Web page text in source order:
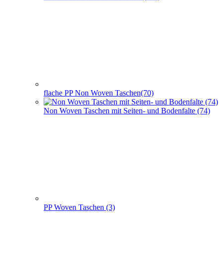
flache PP Non Woven Taschen(70)
Non Woven Taschen mit Seiten- und Bodenfalte (74)
PP Woven Taschen (3)